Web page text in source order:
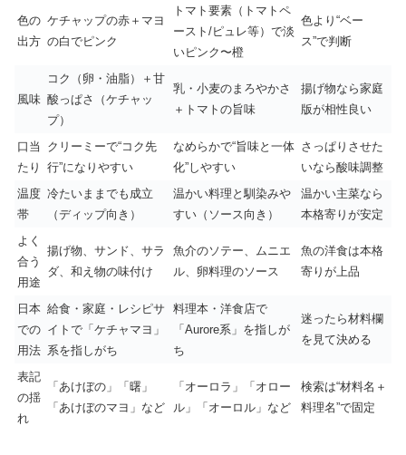
色の
出方
ケチャップの赤＋マヨ
の白でピンク
トマト要素（トマトペ
ースト/ピュレ等）で淡
いピンク〜橙
色より“ベー
ス”で判断
風味
コク（卵・油脂）＋甘
酸っぱさ（ケチャッ
プ）
乳・小麦のまろやかさ
＋トマトの旨味
揚げ物なら家庭
版が相性良い
口当
たり
クリーミーで“コク先
行”になりやすい
なめらかで“旨味と一体
化”しやすい
さっぱりさせた
いなら酸味調整
温度
帯
冷たいままでも成立
（ディップ向き）
温かい料理と馴染みや
すい（ソース向き）
温かい主菜なら
本格寄りが安定
よく
合う
用途
揚げ物、サンド、サラ
ダ、和え物の味付け
魚介のソテー、ムニエ
ル、卵料理のソース
魚の洋食は本格
寄りが上品
日本
での
用法
給食・家庭・レシピサ
イトで「ケチャマヨ」
系を指しがち
料理本・洋食店で
「Aurore系」を指しが
ち
迷ったら材料欄
を見て決める
表記
の揺
れ
「あけぼの」「曙」
「あけぼのマヨ」など
「オーロラ」「オロー
ル」「オーロル」など
検索は“材料名＋
料理名”で固定